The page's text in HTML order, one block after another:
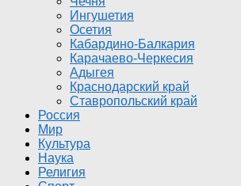
Ингушетия
Осетия
Кабардино-Балкария
Карачаево-Черкесия
Адыгея
Краснодарский край
Ставропольский край
Россия
Мир
Культура
Наука
Религия